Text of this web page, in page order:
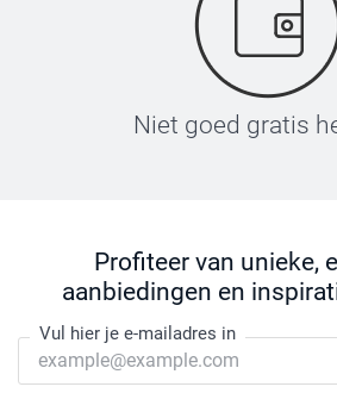
Niet goed gratis
Profiteer van unieke,
aanbiedingen en
Vul hier je e-mailadres in